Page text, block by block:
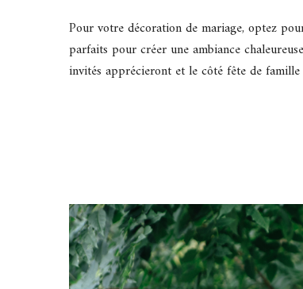
Pour votre décoration de mariage, optez
parfaits pour créer une ambiance
invités apprécieront et le côté fête de